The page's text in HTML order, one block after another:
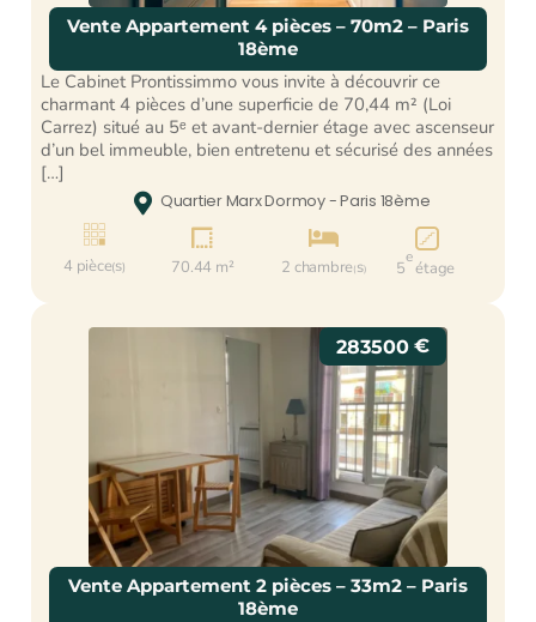
Vente Appartement 4 pièces – 70m2 – Paris
18ème
Le Cabinet Prontissimmo vous invite à découvrir ce
charmant 4 pièces d’une superficie de 70,44 m² (Loi
Carrez) situé au 5ᵉ et avant-dernier étage avec ascenseur
d’un bel immeuble, bien entretenu et sécurisé des années
[…]
 Quartier Marx Dormoy - Paris 18ème

4 pièce(s)

70.44 m²

2 chambre(s) 5
e
étage
283500 €
Vente Appartement 2 pièces – 33m2 – Paris
18ème